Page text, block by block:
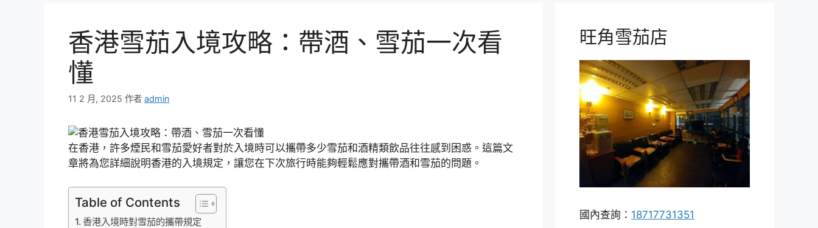
香港雪茄入境攻略：帶酒、雪茄一次看
懂
11 2 月, 2025 作者 admin
在香港，許多煙民和雪茄愛好者對於入境時可以攜帶多少雪茄和酒精類飲品往往感到困惑。這篇文
章將為您詳細說明香港的入境規定，讓您在下次旅行時能夠輕鬆應對攜帶酒和雪茄的問題。
Table of Contents
香港入境時對雪茄的攜帶規定
旺角雪茄店
國內查詢： 18717731351